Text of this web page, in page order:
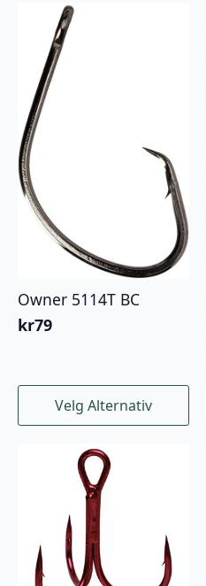
varianter.
Alternativene
kan
velges
på
produktsiden
Owner 5114T BC
kr79
Velg Alternativ
Dette
produktet
varianter.
Alternativene
produktsiden